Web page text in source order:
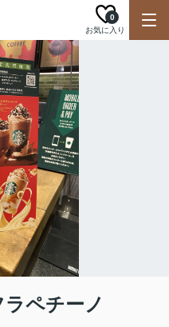
お気に入り
0
ペチーノ